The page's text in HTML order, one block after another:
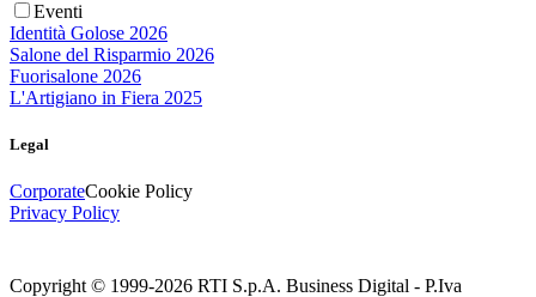
Eventi
Identità Golose 2026
Salone del Risparmio 2026
Fuorisalone 2026
L'Artigiano in Fiera 2025
Legal
CorporateCookie Policy
Privacy Policy
Copyright © 1999-2026 RTI S.p.A. Business Digital - P.Iva